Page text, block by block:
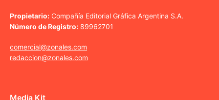
Propietario: Compañía Editorial Gráfica Argentina S.A.
Número de Registro: 89962701
comercial@zonales.com
redaccion@zonales.com
Media Kit